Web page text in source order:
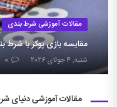
مقالات آموزشی شرط بندی
مقایسه بازی پوکر با
شنبه, ۴ جولای ۲۰۲۶ ۰
مقالات آموزشی دنیای